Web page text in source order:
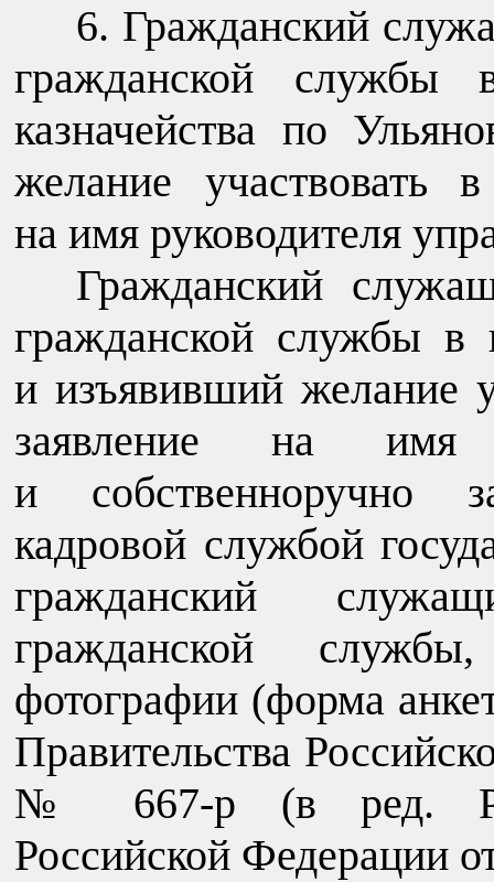
Гражданский
гражданской службы
казначейства по
желание участвовать
на имя руководителя
Гражданский
гражданской службы в
и изъявивший желание
заявление на имя
и собственноручно
кадровой службой
гражданский
гражданской
фотографии (форма
Правительства
№ 667-р (в ред.
Российской Федерации